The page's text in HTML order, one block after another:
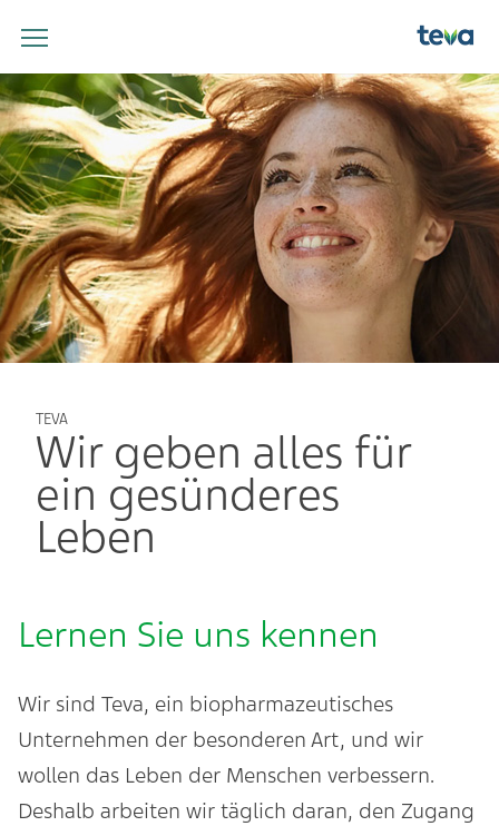
TEVA
Wir geben alles für
ein gesünderes
Leben
Lernen Sie uns kennen
Wir sind Teva, ein biopharmazeutisches
Unternehmen der besonderen Art, und wir
wollen das Leben der Menschen verbessern.
Deshalb arbeiten wir täglich daran, den Zugang